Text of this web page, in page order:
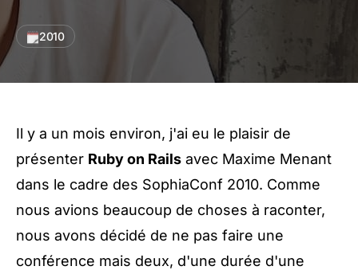
2010
Il y a un mois environ, j'ai eu le plaisir de
présenter Ruby on Rails avec Maxime Menant
dans le cadre des SophiaConf 2010. Comme
nous avions beaucoup de choses à raconter,
nous avons décidé de ne pas faire une
conférence mais deux, d'une durée d'une